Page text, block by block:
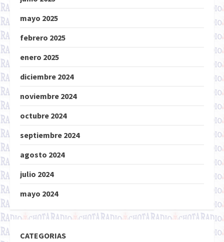
mayo 2025
febrero 2025
enero 2025
diciembre 2024
noviembre 2024
octubre 2024
septiembre 2024
agosto 2024
julio 2024
mayo 2024
CATEGORIAS